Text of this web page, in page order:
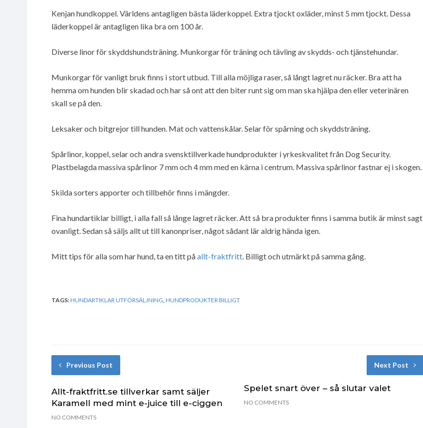
Kenjan hundkoppel. Världens antagligen bästa läderkoppel. Extra tjockt oxläder, minst 5 mm tjockt. Dessa
läderkoppel är antagligen lika bra om 100 år.
Diverse linor för skyddshundsträning. Munkorgar för träning och tävling av skydds- och tjänstehundar.
Munkorgar för vanligt bruk finns i stort utbud. Till alla möjliga raser, så långt lagret nu räcker. Bra att ha
hemma om hunden blir skadad och har så ont att den biter runt sig om man ska hjälpa den eller veterinären
skall se på den.
Leksaker och bitgrejor till hunden. Mat och vattenskålar. Selar för spårning och skyddsträning.
Spårlinor, koppel, selar och andra svensktillverkade hundprodukter i yrkeskvalitet från Dog Security.
Plastbelagda massiva spårlinor 7 mm och 4 mm med en kärna i centrum. Massiva spårlinor fastnar ej i skogen.
Skilda sorters apporter och tillbehör finns i mängder.
Fina hundartiklar billigt, i alla fall så långe lagret räcker. Att så bra produkter finns i samma butik är minst sagt
ovanligt. Sedan så säljs allt ut till kanonpriser, något sådant lär aldrig hända igen.
Mitt tips för alla som har hund, ta en titt påallt-fraktfritt. Billigt och utmärkt på samma gång.
TAGS:HUNDARTIKLAR UTFÖRSÄLJNING HUNDPRODUKTER BILLIGT
Previous Post
Allt-fraktfritt.se tillverkar samt säljer
Karamell med mint e-juice till e-ciggen
NO COMMENTS
Next Post
Spelet snart över – så slutar valet
NO COMMENTS